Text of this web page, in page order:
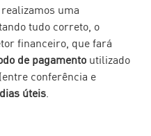
uma
tudo correto, o
financeiro, que fará
de pagamento utilizado
conferência e
úteis.